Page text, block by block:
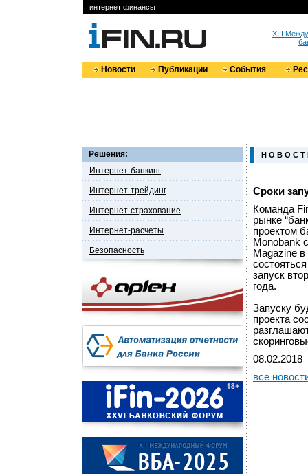
интернет финансы
XIII
Новости Публикации События
Решения:
Интернет-банкинг
Интернет-трейдинг
Интернет-страхование
Интернет-расчеты
Безопасность
Н О В О С Т
Сроки
Команда
рынке
проектом
Monobank
Magazine
запуск
года.
Запуску
проекта
08.02.2018
все